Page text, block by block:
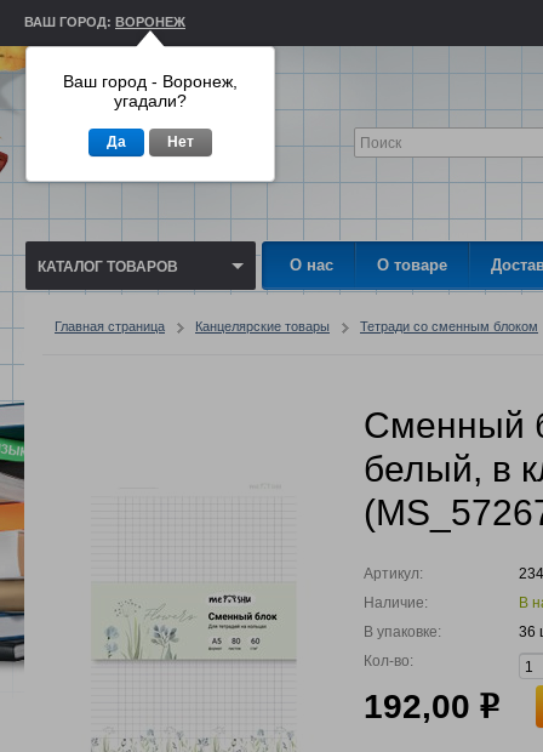
ВАШ ГОРОД: ВОРОНЕЖ
КАТАЛОГ ТОВАРОВ О нас О товаре
Главная страница Канцелярские товары Тетради со сменным блоком
Сменный
белый, в
Артикул:
Наличие:
В
В упаковке:
36
Кол-во:
192,00 р
Ваш город - Воронеж,
угадали?
Да Нет